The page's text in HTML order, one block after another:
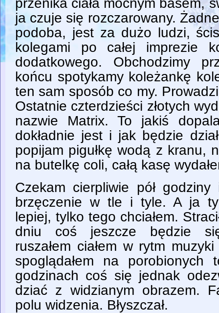
przenika ciała mocnym basem,
ja czuje się rozczarowany.
podoba, jest za dużo ludzi,
kolegami po całej imprezie
dodatkowego. Obchodzimy
końcu spotykamy koleżankę
ten sam sposób co my.
Ostatnie czterdzieści złotych
nazwie Matrix. To jakiś
dokładnie jest i jak będzie
popijam pigułkę wodą z kranu,
na butelkę coli, całą kasę
Czekam cierpliwie pół
brzęczenie w tle i tyle. A ja
lepiej, tylko tego chciałem.
dniu coś jeszcze będzie
ruszałem ciałem w rytm
spoglądałem na porobionych
godzinach coś się jednak
dziać z widzianym obrazem.
polu widzenia. Błyszczał.